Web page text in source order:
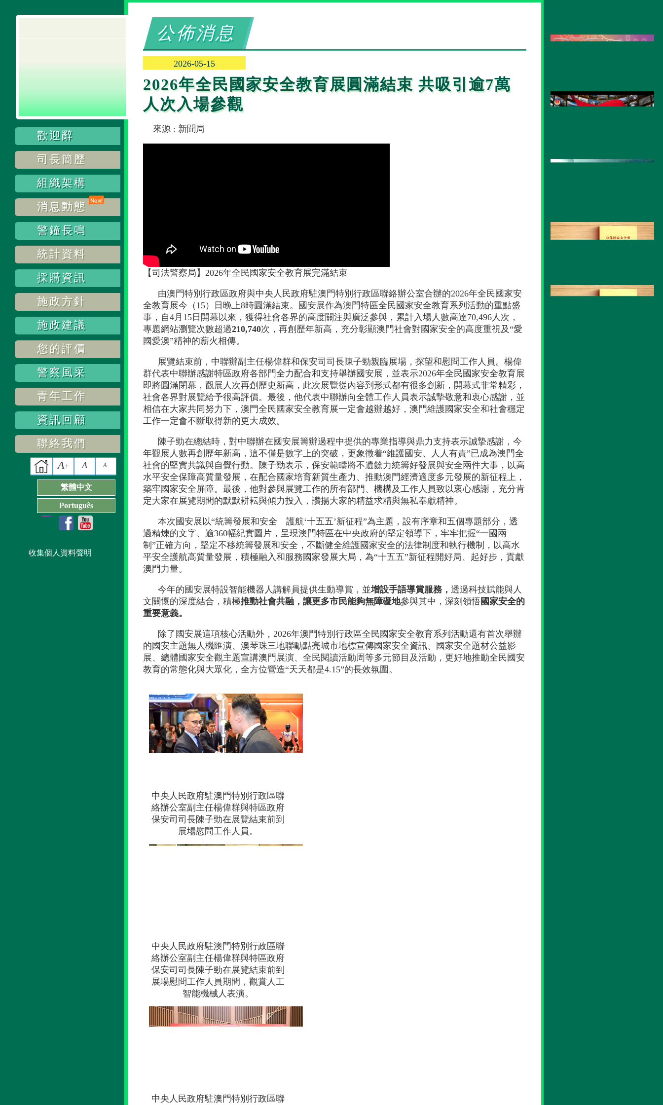
歡迎辭
司長簡歷
組織架構
消息動態
警鐘長鳴
統計資料
採購資訊
施政方針
施政建議
您的評價
警察風采
青年工作
資訊回顧
聯絡我們
A-
A
A+
繁體中文
Português
收集個人資料聲明
公佈消息
2026-05-15
2026年全民國家安全教育展圓滿結束 共吸引逾7萬
人次入場參觀
來源 : 新聞局
【司法警察局】2026年全民國家安全教育展完滿結束
由澳門特別行政區政府與中央人民政府駐澳門特別行政區聯絡辦公室合辦的2026年全民國家安
全教育展今（15）日晚上8時圓滿結束。國安展作為澳門特區全民國家安全教育系列活動的重點盛
事，自4月15日開幕以來，獲得社會各界的高度關注與廣泛參與，累計入場人數高達70,496人次，
專題網站瀏覽次數超過210,740次，再創歷年新高，充分彰顯澳門社會對國家安全的高度重視及“愛
國愛澳”精神的薪火相傳。
展覽結束前，中聯辦副主任楊偉群和保安司司長陳子勁親臨展場，探望和慰問工作人員。楊偉
群代表中聯辦感謝特區政府各部門全力配合和支持舉辦國安展，並表示2026年全民國家安全教育展
即將圓滿閉幕，觀展人次再創歷史新高，此次展覽從內容到形式都有很多創新，開幕式非常精彩，
社會各界對展覽給予很高評價。最後，他代表中聯辦向全體工作人員表示誠摯敬意和衷心感謝，並
相信在大家共同努力下，澳門全民國家安全教育展一定會越辦越好，澳門維護國家安全和社會穩定
工作一定會不斷取得新的更大成效。
陳子勁在總結時，對中聯辦在國安展籌辦過程中提供的專業指導與鼎力支持表示誠摯感謝，今
年觀展人數再創歷年新高，這不僅是數字上的突破，更象徵着“維護國安、人人有責”已成為澳門全
社會的堅實共識與自覺行動。陳子勁表示，保安範疇將不遺餘力統籌好發展與安全兩件大事，以高
水平安全保障高質量發展，在配合國家培育新質生產力、推動澳門經濟適度多元發展的新征程上，
築牢國家安全屏障。最後，他對參與展覽工作的所有部門、機構及工作人員致以衷心感謝，充分肯
定大家在展覽期間的默默耕耘與傾力投入，讚揚大家的精益求精與無私奉獻精神。
本次國安展以“統籌發展和安全 護航‘十五五’新征程”為主題，設有序章和五個專題部分，透
過精煉的文字、逾360幅紀實圖片，呈現澳門特區在中央政府的堅定領導下，牢牢把握“一國兩
制”正確方向，堅定不移統籌發展和安全，不斷健全維護國家安全的法律制度和執行機制，以高水
平安全護航高質量發展，積極融入和服務國家發展大局，為“十五五”新征程開好局、起好步，貢獻
澳門力量。
今年的國安展特設智能機器人講解員提供生動導賞，並增設手語導賞服務， 透過科技賦能與人
文關懷的深度結合，積極推動社會共融，讓更多市民能夠無障礙地參與其中，深刻領悟國家安全的
重要意義。
除了國安展這項核心活動外，2026年澳門特別行政區全民國家安全教育系列活動還有首次舉辦
的國安主題無人機匯演、澳琴珠三地聯動點亮城市地標宣傳國家安全資訊、國家安全題材公益影
展、總體國家安全觀主題宣講澳門展演、全民閱讀活動周等多元節目及活動，更好地推動全民國安
教育的常態化與大眾化，全方位營造“天天都是4.15”的長效氛圍。
中央人民政府駐澳門特別行政區聯
絡辦公室副主任楊偉群與特區政府
保安司司長陳子勁在展覽結束前到
展場慰問工作人員。
中央人民政府駐澳門特別行政區聯
絡辦公室副主任楊偉群與特區政府
保安司司長陳子勁在展覽結束前到
展場慰問工作人員期間，觀賞人工
智能機械人表演。
中央人民政府駐澳門特別行政區聯